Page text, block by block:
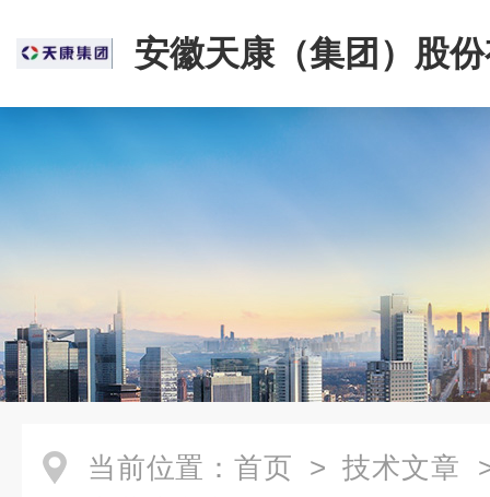
安徽天康（集团）股
司
当前位置： 首页 > 技术文章